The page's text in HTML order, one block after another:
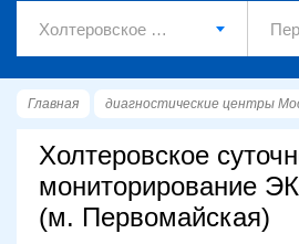
Главная диагностические центры
Холтеровское
мониторирование
(м. Первомайская)